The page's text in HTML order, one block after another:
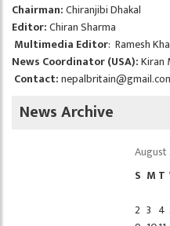
Chairman:Chiranjibi Dhakal
Editor:Chiran Sharma
Multimedia Editor: Ramesh
News Coordinator (USA):Kiran
Contact:
News Archive
S M T
2 3 4